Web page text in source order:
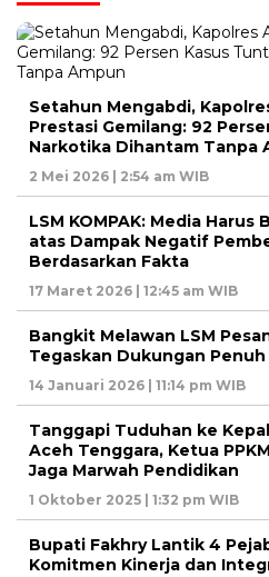
Setahun Mengabdi,
Prestasi Gemilang: 92
Narkotika Dihantam Tanpa
2 Mei 2026 | 2:54 am WIB
LSM KOMPAK: Media
atas Dampak Negatif
Berdasarkan Fakta
17 Maret 2026 | 12:45 am WIB
Bangkit Melawan LSM
Tegaskan Dukungan
14 Januari 2026 | 11:14 pm WIB
Tanggapi Tuduhan ke
Aceh Tenggara, Ketua
Jaga Marwah Pendidikan
1 Oktober 2025 | 1:32 pm WIB
Bupati Fakhry Lantik 4
Komitmen Kinerja dan